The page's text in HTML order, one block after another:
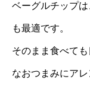
ベーグルチップ
も最適です。
そのまま食べて
なおつまみにアレ